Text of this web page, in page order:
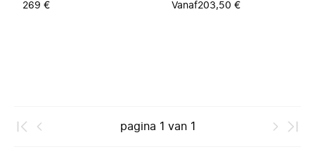
269 € Vanaf203,50 €
pagina 1 van 1